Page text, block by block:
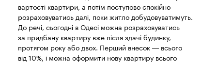
вартості квартири, а потім поступово спокійно
розраховуватись далі, поки житло добудовуватимуть.
До речі, сьогодні в Одесі можна розраховуватись
за придбану квартиру вже після здачі будинку,
протягом року або двох. Перший внесок — всього
від 10%, і можна оформити нову квартиру всього